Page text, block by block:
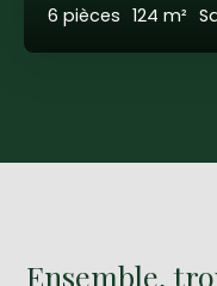
6 pièces 124 m²
Ensemble,